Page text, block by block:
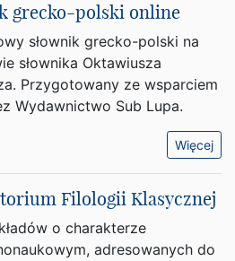
grecko-polski online
słownik grecko-polski na
słownika Oktawiusza
Przygotowany ze wsparciem
Wydawnictwo Sub Lupa.
Więcej
Filologii Klasycznej
o charakterze
adresowanych do